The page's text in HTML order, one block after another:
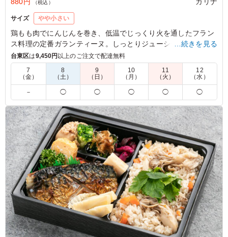
（税込）
サイズ やや小さい
鶏もも肉でにんじんを巻き、低温でじっくり火を通したフラン
ス料理の定番ガランティーヌ。しっとりジューシーな仕上がり
に、オリジナルのトマトソースが爽やかな酸味とコクを添える
一品です。かわいい3種のまるコロおにぎりと、すべて手作り
のこだわり和洋惣菜が自慢のお弁当です。
※おにぎりの種類を下記の組み合わせからお選びいただけま
す。
「A：生ハムオリーブのおにぎり・梅おかかのおにぎり・コー
ンのおにぎり」
「B：さくらにぎり、ゆかりれんこんのおにぎり、青のりのお
にぎり」
「C：おかかチーズのおにぎり・オリーブ味噌のおにぎり・サ
バカレーのおにぎり」
※写真は「C：おかかチーズのおにぎり・オリーブ味噌のおに
ぎり・サバカレーのおにぎり」です。
5.0
冷めたままでも味付けがしっかりしていておいしく食べら
…続きを見る
台東区は9,450円 以上のご注文で配達無料
7
（金）
8
（土）
9
（日）
10
（月）
11
（火）
12
（水）
－ ◯ ◯ ◯ ◯ ◯